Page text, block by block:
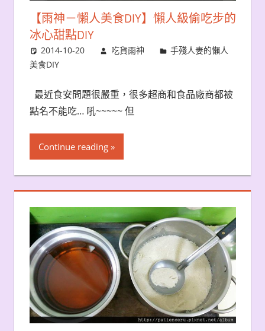
【雨神－懶人美食DIY】懶人級偷吃步的
冰心甜點DIY
2014-10-20 吃貨雨神
手殘人妻的懶人
美食DIY
最近食安問題很嚴重，很多超商和食品廠商都被
點名不能吃… 吼~~~~~ 但
Continue reading